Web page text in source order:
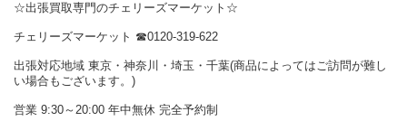
☆出張買取専門のチェリーズマーケット☆
チェリーズマーケット ☎︎0120-319-622
出張対応地域 東京・神奈川・埼玉・千葉(商品によってはご訪問が難し
い場合もございます。)
営業 9:30～20:00 年中無休 完全予約制